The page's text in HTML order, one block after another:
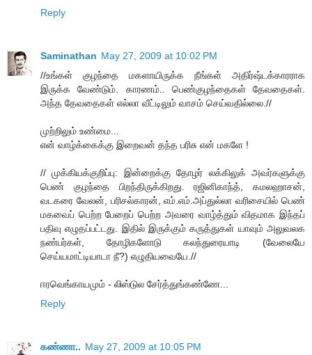
Reply
Saminathan May 27, 2009 at 10:02 PM
//உங்கள் குழந்தை மகளாயிருக்க நீங்கள் அதிர்ஷ்டக்காரராக
இருக்க வேண்டும். காரணம்.. பெண்குழந்தைகள் தேவதைகள்.
அந்த தேவதைகள் எல்லா வீட்டிலும் வாசம் செய்வதில்லை.//
முற்றிலும் உண்மை...
என் வாழ்க்கைக்கு இறைவன் தந்த பரிசு என் மகளே !
// முக்கியக்குறிப்பு: இன்றைக்கு தோழர் லக்கிலுக் அவர்களுக்கு
பெண் குழந்தை பிறந்திருக்கிறது. ரஜினிகாந்த், கமலஹாசன்,
வடகரை வேலன், பரிசல்காரன், எம்.எம்.அப்துல்லா வரிசையில் பெண்
மகவைப் பெற்ற பேறைப் பெற்ற அவரை வாழ்த்தும் விதமாக இந்தப்
பதிவு எழுதப்பட்டது. இதில் இருக்கும் கருத்துகள் யாவும் அலுவலக
நண்பர்கள், தோழிகளோடு கலந்துரையாடி (வேலையே
செய்யமாட்டியாடா நீ?) எழுதியவையே.//
ஈரவெங்காயமும் - லிஸ்டுல சேர்த்துங்கண்ணே...
Reply
கண்ணா.. May 27, 2009 at 10:05 PM